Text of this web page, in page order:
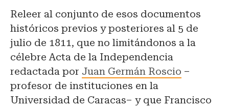
Releer al conjunto de esos documentos
históricos previos y posteriores al 5 de
julio de 1811, que no limitándonos a la
célebre Acta de la Independencia
redactada por Juan Germán Roscio –
profesor de instituciones en la
Universidad de Caracas– y que Francisco